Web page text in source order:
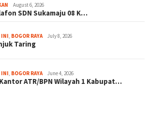
August 6, 2026
SDN Sukamaju 08 K…
INI, BOGOR RAYA July 8, 2026
Taring
INI, BOGOR RAYA June 4, 2026
ATR/BPN Wilayah 1 Kabupat…